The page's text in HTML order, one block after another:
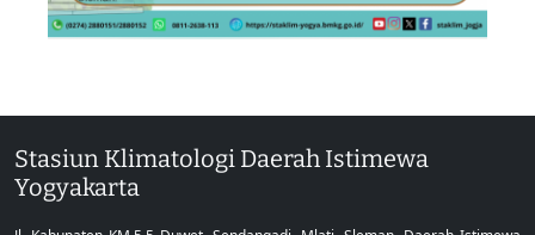
Stasiun Klimatologi Daerah Istimewa
Yogyakarta